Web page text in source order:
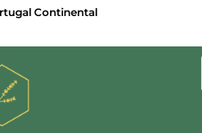
Continental